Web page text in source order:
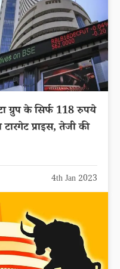
ग्रुप के सिर्फ 118 रुपये
प्राइस, तेजी की
4th Jan 2023